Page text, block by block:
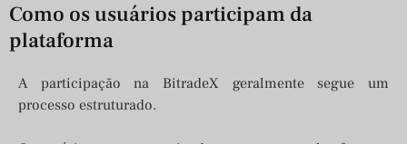
Como os usuários participam da
plataforma
A participação na BitradeX geralmente segue um
processo estruturado.